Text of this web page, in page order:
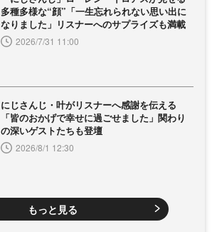
多種多様な“顔”「一生忘れられない思い出に
なりました」リスナーへのサプライズも満載
2026/7/31 11:00
にじさんじ・叶がリスナーへ感謝を伝える
「皆のおかげで幸せに過ごせました」関わり
の深いゲストたちも登壇
2026/8/1 12:30
もっと見る